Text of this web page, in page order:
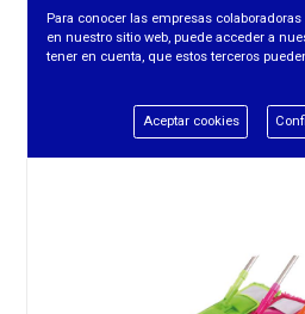
Para conocer las empresas
en nuestro sitio web, puede acceder a
tener en cuenta, que estos terceros
Aceptar cookies